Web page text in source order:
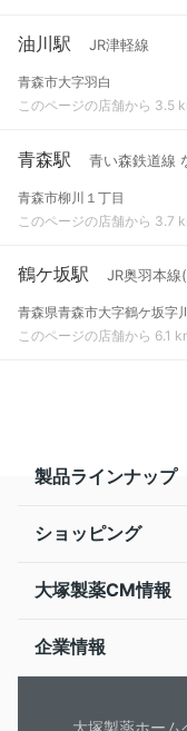
油川駅 JR津軽線
青森市大字羽白
このページの店舗から 3.5
青森駅 青い森鉄道線
青森市柳川１丁目
このページの店舗から 3.7
鶴ケ坂駅 JR奥羽本線
青森県青森市大字鶴ケ坂字
このページの店舗から 6.1
製品ラインナップ
ショッピング
大塚製薬CM情報
企業情報